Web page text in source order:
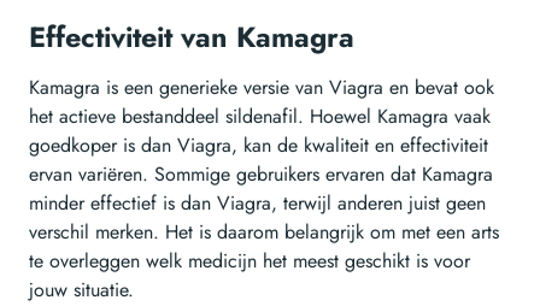
Effectiviteit van Kamagra
Kamagra is een generieke versie van Viagra en bevat ook
het actieve bestanddeel sildenafil. Hoewel Kamagra vaak
goedkoper is dan Viagra, kan de kwaliteit en effectiviteit
ervan variëren. Sommige gebruikers ervaren dat Kamagra
minder effectief is dan Viagra, terwijl anderen juist geen
verschil merken. Het is daarom belangrijk om met een arts
te overleggen welk medicijn het meest geschikt is voor
jouw situatie.